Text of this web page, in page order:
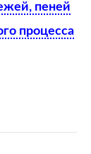
пеней
процесса